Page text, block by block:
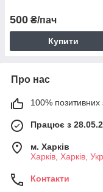
500 ₴/пач
Купити
Про нас
100% позитивних
Працює з
м. Харків
Харків, Харків,
Контакти